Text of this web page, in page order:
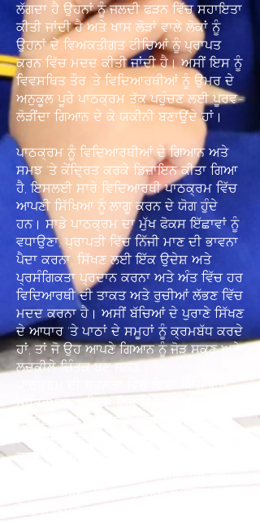
ਲੱਗਦਾ ਹੈ ਉਹਨਾਂ ਨੂੰ ਜਲਦੀ ਫੜਨ ਵਿੱਚ ਸਹਾਇਤਾ
ਕੀਤੀ ਜਾਂਦੀ ਹੈ ਅਤੇ ਖਾਸ ਲੋੜਾਂ ਵਾਲੇ ਲੋਕਾਂ ਨੂੰ
ਉਹਨਾਂ ਦੇ ਵਿਅਕਤੀਗਤ ਟੀਚਿਆਂ ਨੂੰ ਪ੍ਰਾਪਤ
ਕਰਨ ਵਿੱਚ ਮਦਦ ਕੀਤੀ ਜਾਂਦੀ ਹੈ। ਅਸੀਂ ਇਸ ਨੂੰ
ਵਿਵਸਥਿਤ ਤੌਰ 'ਤੇ ਵਿਦਿਆਰਥੀਆਂ ਨੂੰ ਉਮਰ ਦੇ
ਅਨੁਕੂਲ ਪੂਰੇ ਪਾਠਕ੍ਰਮ ਤੱਕ ਪਹੁੰਚਣ ਲਈ ਪੂਰਵ-
ਲੋੜੀਂਦਾ ਗਿਆਨ ਦੇ ਕੇ ਯਕੀਨੀ ਬਣਾਉਂਦੇ ਹਾਂ।
ਪਾਠਕ੍ਰਮ ਨੂੰ ਵਿਦਿਆਰਥੀਆਂ ਦੇ ਗਿਆਨ ਅਤੇ
ਸਮਝ 'ਤੇ ਕੇਂਦ੍ਰਿਤ ਕਰਕੇ ਡਿਜ਼ਾਇਨ ਕੀਤਾ ਗਿਆ
ਹੈ, ਇਸਲਈ ਸਾਰੇ ਵਿਦਿਆਰਥੀ ਪਾਠਕ੍ਰਮ ਵਿੱਚ
ਆਪਣੀ ਸਿੱਖਿਆ ਨੂੰ ਲਾਗੂ ਕਰਨ ਦੇ ਯੋਗ ਹੁੰਦੇ
ਹਨ। ਸਾਡੇ ਪਾਠਕ੍ਰਮ ਦਾ ਮੁੱਖ ਫੋਕਸ ਇੱਛਾਵਾਂ ਨੂੰ
ਵਧਾਉਣਾ, ਪ੍ਰਾਪਤੀ ਵਿੱਚ ਨਿੱਜੀ ਮਾਣ ਦੀ ਭਾਵਨਾ
ਪੈਦਾ ਕਰਨਾ, ਸਿੱਖਣ ਲਈ ਇੱਕ ਉਦੇਸ਼ ਅਤੇ
ਪ੍ਰਸੰਗਿਕਤਾ ਪ੍ਰਦਾਨ ਕਰਨਾ ਅਤੇ ਅੰਤ ਵਿੱਚ ਹਰ
ਵਿਦਿਆਰਥੀ ਦੀ ਤਾਕਤ ਅਤੇ ਰੁਚੀਆਂ ਲੱਭਣ ਵਿੱਚ
ਮਦਦ ਕਰਨਾ ਹੈ। ਅਸੀਂ ਬੱਚਿਆਂ ਦੇ ਪੁਰਾਣੇ ਸਿੱਖਣ
ਦੇ ਆਧਾਰ 'ਤੇ ਪਾਠਾਂ ਦੇ ਸਮੂਹਾਂ ਨੂੰ ਕ੍ਰਮਬੱਧ ਕਰਦੇ
ਹਾਂ, ਤਾਂ ਜੋ ਉਹ ਆਪਣੇ ਗਿਆਨ ਨੂੰ ਜੋੜ ਸਕਣ ਅਤੇ
ਲਚਕੀਲੇ ਚਿੰਤਕ ਬਣ ਸਕਣ।
ਪਾਠਕ੍ਰਮ ਦੀ ਸਫਲਤਾ ਵਿੱਚ ਵਿਸ਼ਾ ਆਗੂ ਇੱਕ
ਮਹੱਤਵਪੂਰਨ ਭੂਮਿਕਾ ਨਿਭਾਉਂਦੇ ਹਨ, ਉਹ ਮੁੱਖ
ਪ੍ਰੈਕਟੀਸ਼ਨਰ ਹੁੰਦੇ ਹਨ ਜੋ ਵਿਸ਼ੇ ਦੀ ਸਮੱਗਰੀ ਨੂੰ
ਵਿਕਸਤ ਕਰਦੇ ਹਨ, ਅਧਿਆਪਕਾਂ ਦਾ ਸਮਰਥਨ
ਕਰਦੇ ਹਨ, ਪਾਠਕ੍ਰਮ ਦੀ ਸਮੀਖਿਆ ਕਰਦੇ ਹਨ